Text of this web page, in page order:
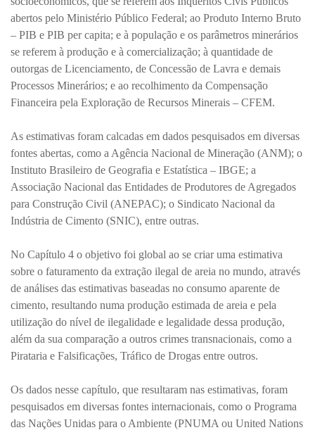
abertos pelo Ministério Público Federal; ao Produto Interno Bruto
– PIB e PIB per capita; e à população e os parâmetros minerários
se referem à produção e à comercialização; à quantidade de
outorgas de Licenciamento, de Concessão de Lavra e demais
Processos Minerários; e ao recolhimento da Compensação
Financeira pela Exploração de Recursos Minerais – CFEM.
As estimativas foram calcadas em dados pesquisados em diversas
fontes abertas, como a Agência Nacional de Mineração (ANM); o
Instituto Brasileiro de Geografia e Estatística – IBGE; a
Associação Nacional das Entidades de Produtores de Agregados
para Construção Civil (ANEPAC); o Sindicato Nacional da
Indústria de Cimento (SNIC), entre outras.
No Capítulo 4 o objetivo foi global ao se criar uma estimativa
sobre o faturamento da extração ilegal de areia no mundo, através
de análises das estimativas baseadas no consumo aparente de
cimento, resultando numa produção estimada de areia e pela
utilização do nível de ilegalidade e legalidade dessa produção,
além da sua comparação a outros crimes transnacionais, como a
Pirataria e Falsificações, Tráfico de Drogas entre outros.
Os dados nesse capítulo, que resultaram nas estimativas, foram
pesquisados em diversas fontes internacionais, como o Programa
das Nações Unidas para o Ambiente (PNUMA ou United Nations